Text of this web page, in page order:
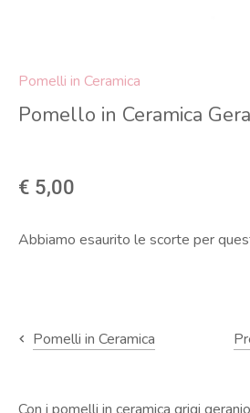
Pomelli in Ceramica
Pomello in Ceramica
€ 5,00
Abbiamo esaurito le scorte per
Pomelli in Ceramica